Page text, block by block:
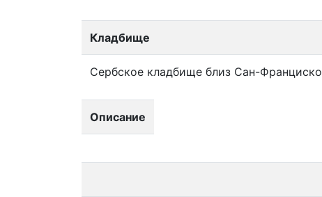
Кладбище
Сербское кладбище близ Сан-Франциско
Описание